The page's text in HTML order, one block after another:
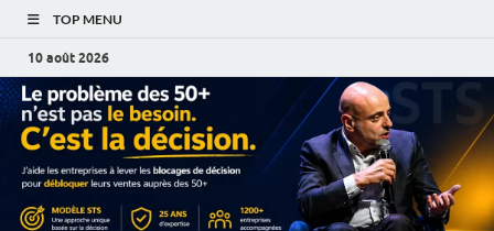
TOP MENU
10 août 2026